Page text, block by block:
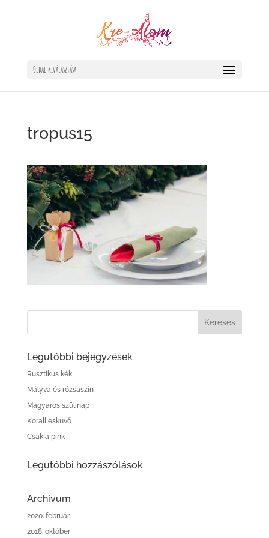
Oldal kiválasztása
tropus15
Legutóbbi bejegyzések
Rusztikus kék
Mályva és rózsaszín
Magyaros szülinap
Korall esküvő
Csak a pink
Legutóbbi hozzászólások
Archívum
2020. február
2018. október